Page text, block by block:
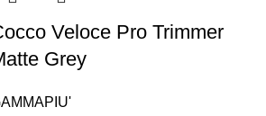
Veloce Pro Trimmer
Grey